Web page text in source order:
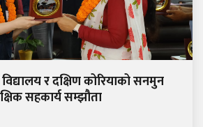
र दक्षिण कोरियाको सनमुन
सहकार्य सम्झौता